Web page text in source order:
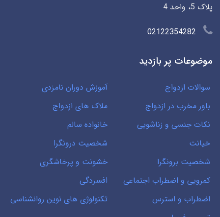
پلاک 5، واحد 4
02122354282
موضوعات پر بازدید
سوالات ازدواج
آموزش دوران نامزدی
باور مخرب در ازدواج
ملاک های ازدواج
نکات جنسی و زناشویی
خانواده سالم
خیانت
شخصیت درونگرا
شخصیت برونگرا
خشونت و پرخاشگری
کمرویی و اضطراب اجتماعی
افسردگی
اضطراب و استرس
تکنولوژی های نوین روانشناسی